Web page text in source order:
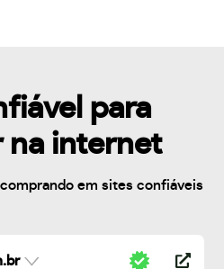
para
na internet
em sites confiáveis